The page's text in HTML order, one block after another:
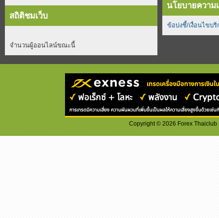
สถิติชมเว็บ
จำนวนผู้ออนไลน์ขณะนี้
นโยบายความ
ข้อบ่งชี้/เงื่อนไขบริ
Copyright ©2026 Forex Thaiclub